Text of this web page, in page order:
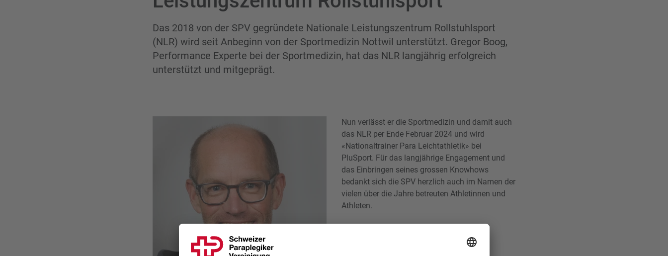
Das 2018 von der SPV gegründete Nationale Leistungszentrum Rollstuhlsport
(NLR) wird seit Anbeginn von der Sportmedizin Nottwil unterstützt. Gregor Boog,
Performance Experte bei der Sportmedizin, hat das NLR langjährig erfolgreich
unterstützt und mitgeprägt.
Nun verlässt er die Sportmedizin und damit auch
das NLR per Ende Februar 2024 und wird
«Nationaltrainer Para Leichtathletik» bei
PluSport. Für das langjährige Engagement und
das Einbringen seines grossen Knowhows
bedankt sich die SPV herzlich auch im Namen der
vielen über die Jahre betreuten Athletinnen und
Athleten.